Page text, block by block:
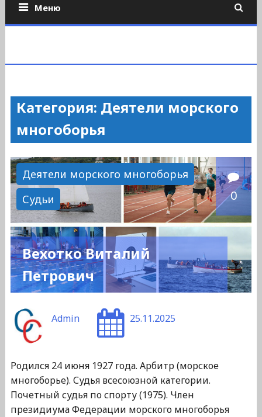
Меню
Категория: Деятели морского
многоборья
Деятели морского многоборья
Судьи
0
Вехотко Виталий
Петрович
Admin 25.11.2025
Родился 24 июня 1927 года. Арбитр (морское
многоборье). Судья всесоюзной категории.
Почетный судья по спорту (1975). Член
президиума Федерации морского многоборья